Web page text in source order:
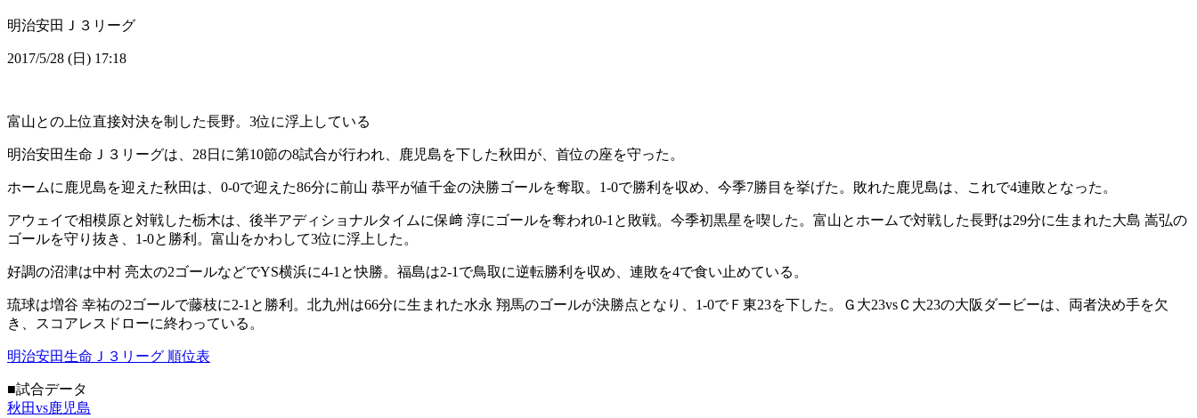
明治安田Ｊ３リーグ
2017/5/28 (日) 17:18
富山との上位直接対決を制した長野。3位に浮上している
明治安田生命Ｊ３リーグは、28日に第10節の8試合が行われ、鹿児島を下した秋田が、首位の座を守った。
ホームに鹿児島を迎えた秋田は、0-0で迎えた86分に前山 恭平が値千金の決勝ゴールを奪取。1-0で勝利を収め、今季7勝目を挙げた。敗れた鹿児島は、これで4連敗となった。
アウェイで相模原と対戦した栃木は、後半アディショナルタイムに保﨑 淳にゴールを奪われ0-1と敗戦。今季初黒星を喫した。富山とホームで対戦した長野は29分に生まれた大島 嵩弘の
ゴールを守り抜き、1-0と勝利。富山をかわして3位に浮上した。
好調の沼津は中村 亮太の2ゴールなどでYS横浜に4-1と快勝。福島は2-1で鳥取に逆転勝利を収め、連敗を4で食い止めている。
琉球は増谷 幸祐の2ゴールで藤枝に2-1と勝利。北九州は66分に生まれた水永 翔馬のゴールが決勝点となり、1-0でＦ東23を下した。Ｇ大23vsＣ大23の大阪ダービーは、両者決め手を欠
き、スコアレスドローに終わっている。
明治安田生命Ｊ３リーグ 順位表
■試合データ
秋田vs鹿児島